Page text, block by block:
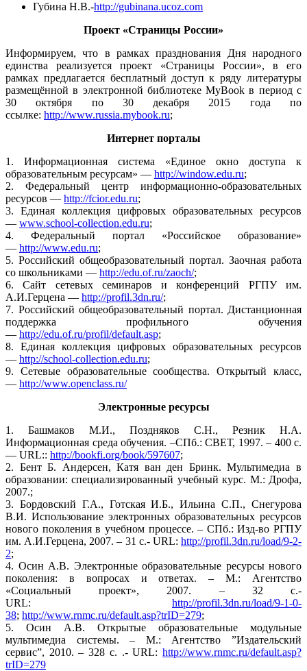
Губина Н.В.-http://gubinana.ucoz.com
Проект «Страницы России»
Информируем, что в рамках празднования Дня народного
единства реализуется проект «Страницы России», в его
рамках предлагается бесплатный доступ к ряду литературы
размещённой в электронной библиотеке MyBook в период с
30 октября по 30 декабря 2015 года по
ссылке: http://www.russia.mybook.ru;
Интернет порталы
1. Информационная система «Единое окно доступа к
образовательным ресурсам» — http://window.edu.ru;
2. Федеральный центр информационно-образовательных
ресурсов — http://fcior.edu.ru;
3. Единая коллекция цифровых образовательных ресурсов
— www.school-collection.edu.ru;
4. Федеральный портал «Российское образование»
— http://www.edu.ru;
5. Российский общеобразовательный портал. Заочная работа
со школьниками — http://edu.of.ru/zaoch/;
6. Сайт сетевых семинаров и конференций РГПУ им.
А.И.Герцена — http://profil.3dn.ru/;
7. Российский общеобразовательный портал. Дистанционная
поддержка профильного обучения
— http://edu.of.ru/profil/default.asp;
8. Единая коллекция цифровых образовательных ресурсов
— http://school-collection.edu.ru;
9. Сетевые образовательные сообщества. Открытый класс,
— http://www.openclass.ru/
Электронные ресурсы
1. Башмаков М.И., Поздняков С.Н., Резник Н.А.
Информационная среда обучения. –СПб.: СВЕТ, 1997. – 400 с.
— URL:: http://bookfi.org/book/597607;
2. Бент Б. Андерсен, Катя ван ден Бринк. Мультимедиа в
образовании: специализированный учебный курс. М.: Дрофа,
2007.;
3. Бордовский Г.А., Готская И.Б., Ильина С.П., Снегурова
В.И. Использование электронных образовательных ресурсов
нового поколения в учебном процессе. – СПб.: Изд-во РГПУ
им. А.И.Герцена, 2007. – 31 с.- URL: http://profil.3dn.ru/load/9-2-
2;
4. Осин А.В. Электронные образовательные ресурсы нового
поколения: в вопросах и ответах. – М.: Агентство
«Социальный проект», 2007. – 32 c.-
URL: http://profil.3dn.ru/load/9-1-0-
38; http://www.rnmc.ru/default.asp?trID=279;
5. Осин А.В. Открытые образовательные модульные
мультимедиа системы. – М.: Агентство ”Издательский
сервис”, 2010. – 328 с. .- URL: http://www.rnmc.ru/default.asp?
trID=279